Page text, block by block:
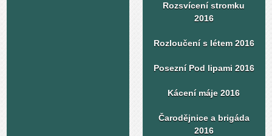
Rozsvícení stromku
2016
Rozloučení s létem 2016
Posezní Pod lipami 2016
Kácení máje 2016
Čarodějnice a brigáda
2016